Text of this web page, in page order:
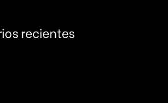
recientes